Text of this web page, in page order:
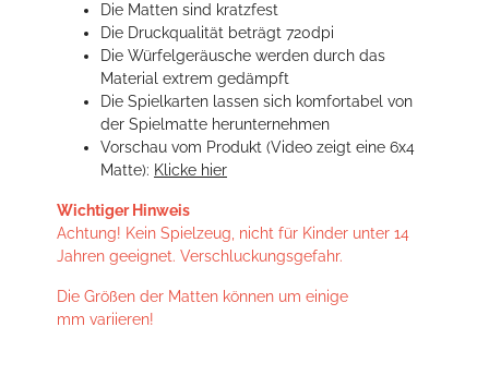
Die Matten sind kratzfest
Die Druckqualität beträgt 720dpi
Die Würfelgeräusche werden durch das
Material extrem gedämpft
Die Spielkarten lassen sich komfortabel von
der Spielmatte herunternehmen
Vorschau vom Produkt (Video zeigt eine 6x4
Matte): Klicke hier
Wichtiger Hinweis
Achtung! Kein Spielzeug, nicht für Kinder unter 14
Jahren geeignet. Verschluckungsgefahr.
Die Größen der Matten können um einige
mm variieren!